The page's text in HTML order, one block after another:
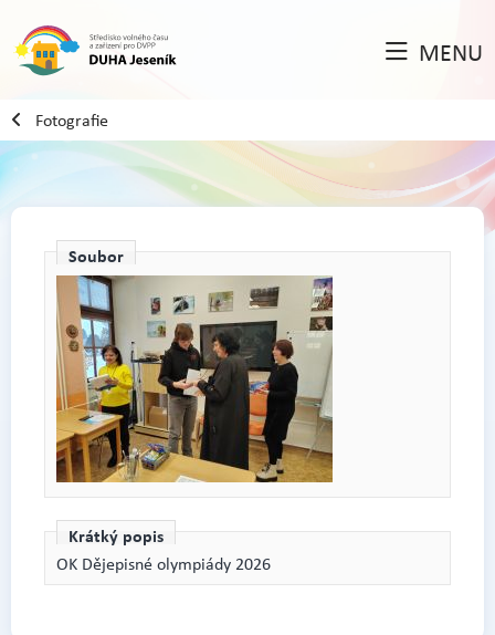
MENU
Fotografie
Soubor
Krátký popis
OK Dějepisné olympiády 2026